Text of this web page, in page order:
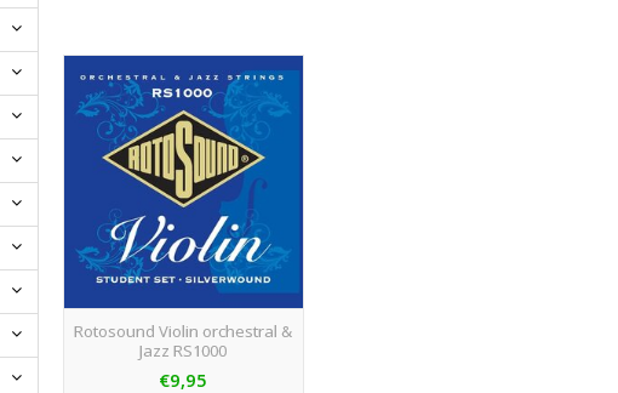
Rotosound Violin orchestral &
Jazz RS1000
€9,95